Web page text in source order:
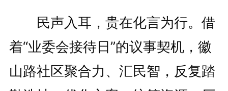
民声入耳，贵在化言为行。借
着“业委会接待日”的议事契机，徽
山路社区聚合力、汇民智，反复踏